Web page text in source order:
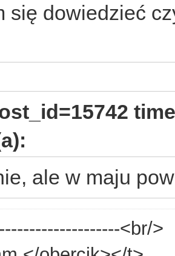
się dowiedzieć
ale w maju
<br/>